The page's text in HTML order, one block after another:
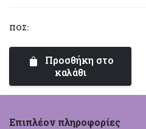
ΠΟΣ:
Πεταλούδες
|
Balls
Collection
Προσθήκη στο
καλάθι
Επιπλέον πληροφορίες